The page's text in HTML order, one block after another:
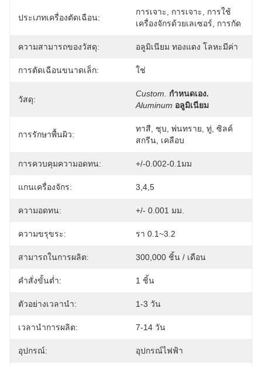
ประเภทเครื่องตัดเฉือน:
การเจาะ, การเจาะ, การใช้
เครื่องจักรด้วยเลเซอร์, การกัด
ความสามารถของวัสดุ: อลูมิเนียม ทองแดง โลหะมีค่า
การตัดเฉือนขนาดเล็ก: ใช่
วัสดุ:
Custom.
กำหนดเอง.
Aluminum อลูมิเนียม
การรักษาพื้นผิว:
ทาสี, ชุบ, พ่นทราย, ทู่, ซิลค์
สกรีน, เคลือบ
การควบคุมความอดทน: +/-0.002-0.1มม
แกนเครื่องจักร: 3,4,5
ความอดทน: +/- 0.001 มม.
ความขรุขระ: รา 0.1~3.2
สามารถในการผลิต: 300,000 ชิ้น / เดือน
คำสั่งขั้นต่ำ: 1 ชิ้น
ตัวอย่างเวลานำ: 1-3 วัน
เวลานำการผลิต: 7-14 วัน
อุปกรณ์: อุปกรณ์ไฟฟ้า